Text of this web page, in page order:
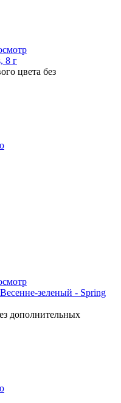
8 г
цвета без
зеленый - Spring
дополнительных